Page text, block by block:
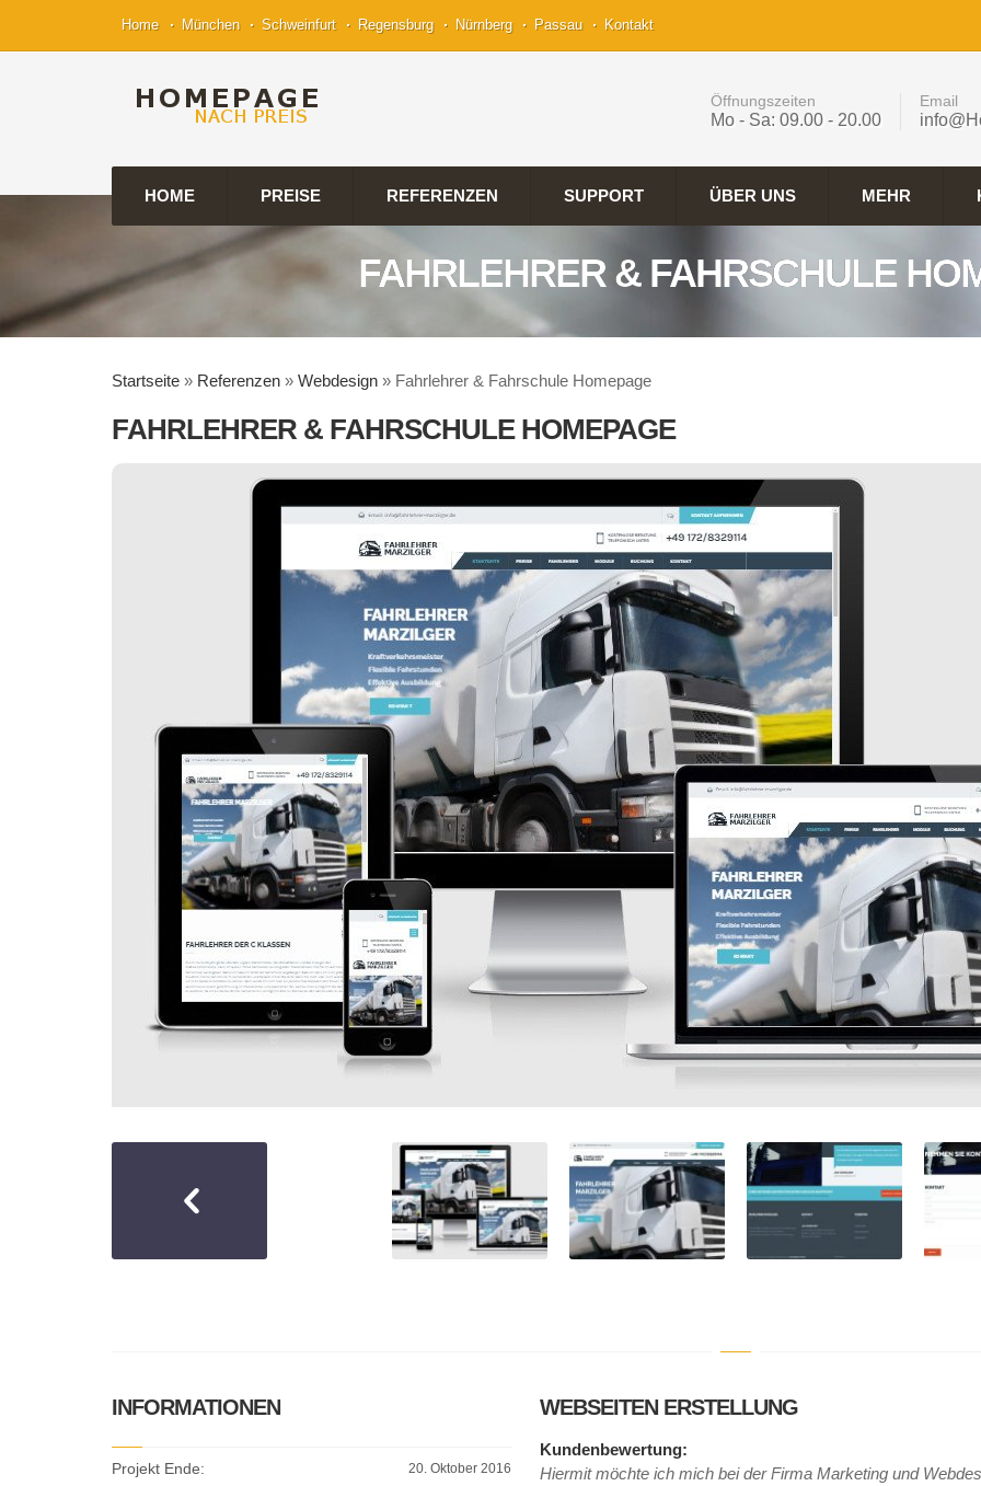
Home München Schweinfurt Regensburg Nürnberg Passau Kontakt
Öffnungszeiten
Mo - Sa: 09.00 - 20.00
Email
HOME PREISE REFERENZEN SUPPORT ÜBER UNS MEHR
FAHRLEHRER & FAHRSCHULE
Startseite » Referenzen » Webdesign » Fahrlehrer & Fahrschule Homepage
FAHRLEHRER & FAHRSCHULE HOMEPAGE
INFORMATIONEN
Projekt Ende: 20. Oktober 2016
WEBSEITEN ERSTELLUNG
Kundenbewertung:
Hiermit möchte ich mich bei der Firma Marketing und